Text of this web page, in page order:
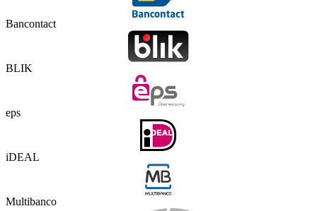
Bancontact
BLIK
eps
iDEAL
Multibanco